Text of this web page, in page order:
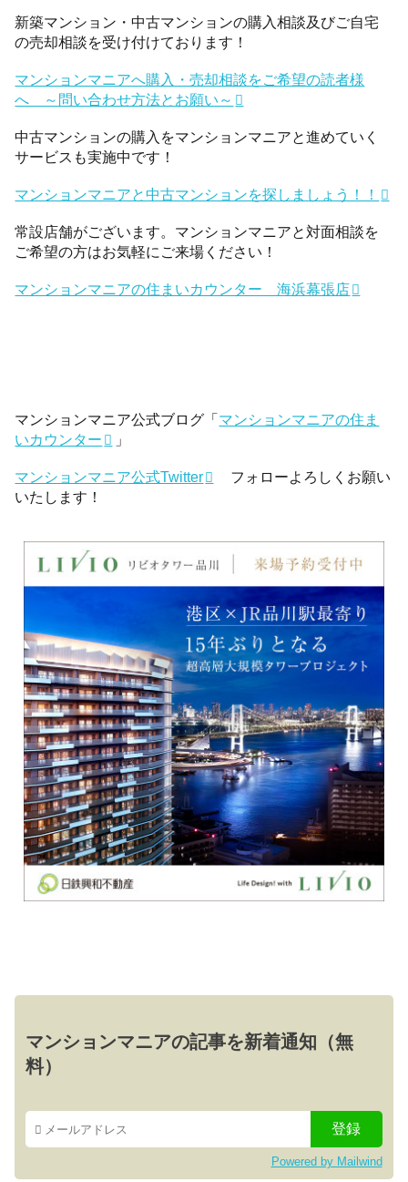
新築マンション・中古マンションの購入相談及びご自宅
の売却相談を受け付けております！
マンションマニアへ購入・売却相談をご希望の読者様
へ ～問い合わせ方法とお願い～
中古マンションの購入をマンションマニアと進めていく
サービスも実施中です！
マンションマニアと中古マンションを探しましょう！！
常設店舗がございます。マンションマニアと対面相談を
ご希望の方はお気軽にご来場ください！
マンションマニアの住まいカウンター 海浜幕張店
マンションマニア公式ブログ「 マンションマニアの住ま
いカウンター
」
マンションマニア公式Twitter
フォローよろしくお願い
いたします！
マンションマニアの記事を新着通知（無
料）
Powered by Mailwind